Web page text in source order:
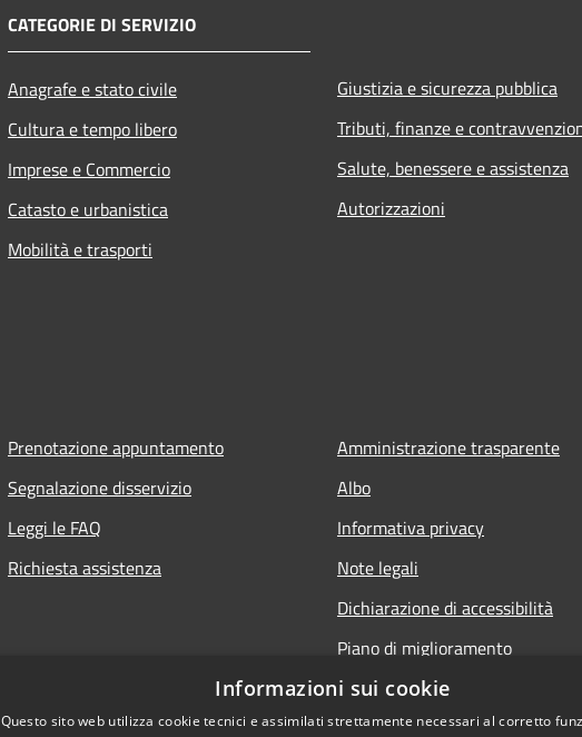
CATEGORIE DI SERVIZIO
Anagrafe e stato civile
Cultura e tempo libero
Imprese e Commercio
Catasto e urbanistica
Mobilità e trasporti
Giustizia e sicurezza pubblica
Tributi, finanze e
Salute, benessere e assistenza
Autorizzazioni
Prenotazione appuntamento
Segnalazione disservizio
Leggi le FAQ
Richiesta assistenza
Amministrazione trasparente
Albo
Informativa privacy
Note legali
Dichiarazione di accessibilità
Piano di miglioramento
Informazioni sui cookie
Questo sito web utilizza cookie tecnici e assimilati strettamente necessari al corretto